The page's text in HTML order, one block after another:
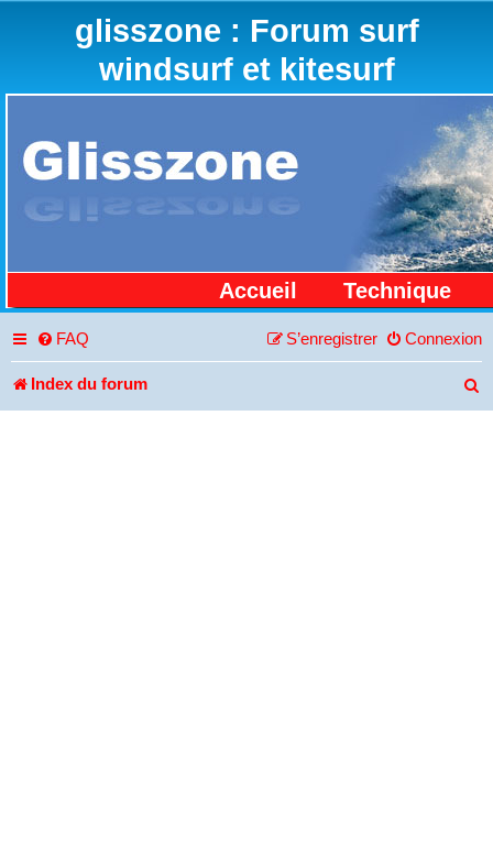
glisszone : Forum surf
windsurf et kitesurf
Accueil Technique
FAQ Connexion
S’enregistrer
Index du forum